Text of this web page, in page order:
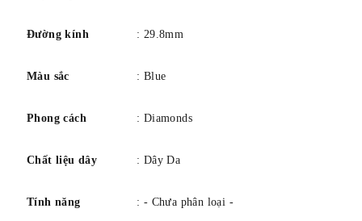
Đường kính : 29.8mm
Màu sắc : Blue
Phong cách : Diamonds
Chất liệu dây : Dây Da
Tính năng : - Chưa phân loại -